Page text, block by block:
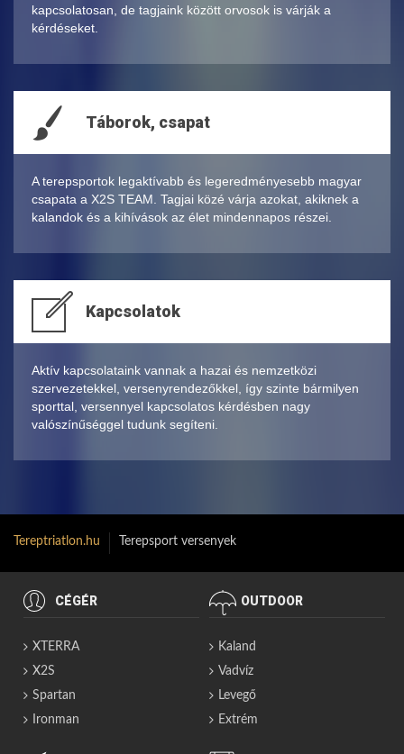
kapcsolatosan, de tagjaink között orvosok is várják a
kérdéseket.
Táborok, csapat
A terepsportok legaktívabb és legeredményesebb magyar
csapata a X2S TEAM. Tagjai közé várja azokat, akiknek a
kalandok és a kihívások az élet mindennapos részei.
Kapcsolatok
Aktív kapcsolataink vannak a hazai és nemzetközi
szervezetekkel, versenyrendezőkkel, így szinte bármilyen
sporttal, versennyel kapcsolatos kérdésben nagy
valószínűséggel tudunk segíteni.
Tereptriatlon.hu Terepsport versenyek
CÉGÉR
XTERRA
X2S
Spartan
Ironman
OUTDOOR
Kaland
Vadvíz
Levegő
Extrém